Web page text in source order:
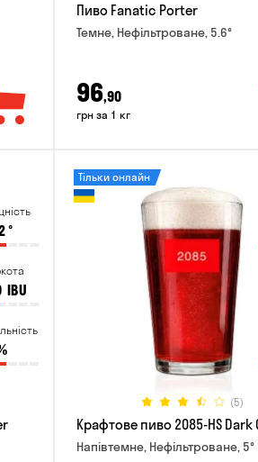
Пиво Fanatic Porter
Темне, Нефільтроване, 5.6°
96,90
грн за 1 кг
°
IBU
(5)
Тільки онлайн
Крафтове пиво 2085-HS Dark
Напівтемне, Нефільтроване, 5°